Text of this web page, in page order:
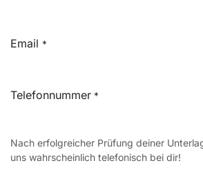
Email *
Telefonnummer *
Nach erfolgreicher Prüfung deiner
uns wahrscheinlich telefonisch bei dir!